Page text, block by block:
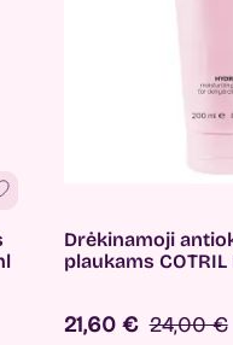
Drėkinamoji
plaukams COTRIL
21,60 € 24,00 €